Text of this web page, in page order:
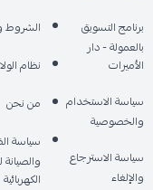
برنامج التسويق
بالعمولة - دار
الأميرات
سياسة الاستخدام
والخصوصية
سياسة الاسترجاع
والإلغاء
الشروط
نظام
من نحن
سياسة
والصيانة
الكهربائية